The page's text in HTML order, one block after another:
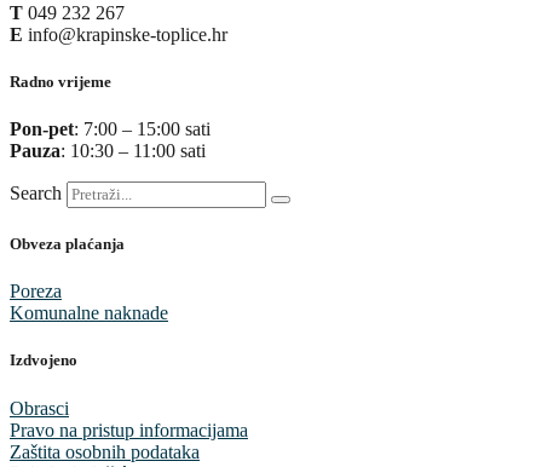
T 049 232 267
E info@krapinske-toplice.hr
Radno vrijeme
Pon-pet: 7:00 – 15:00 sati
Pauza: 10:30 – 11:00 sati
Search
Obveza plaćanja
Poreza
Komunalne naknade
Izdvojeno
Obrasci
Pravo na pristup informacijama
Zaštita osobnih podataka